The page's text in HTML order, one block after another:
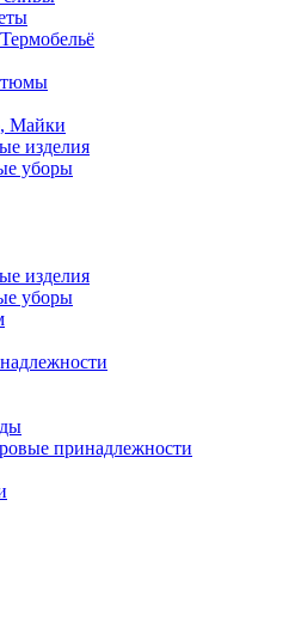
Майки
изделия
уборы
изделия
уборы
принадлежности